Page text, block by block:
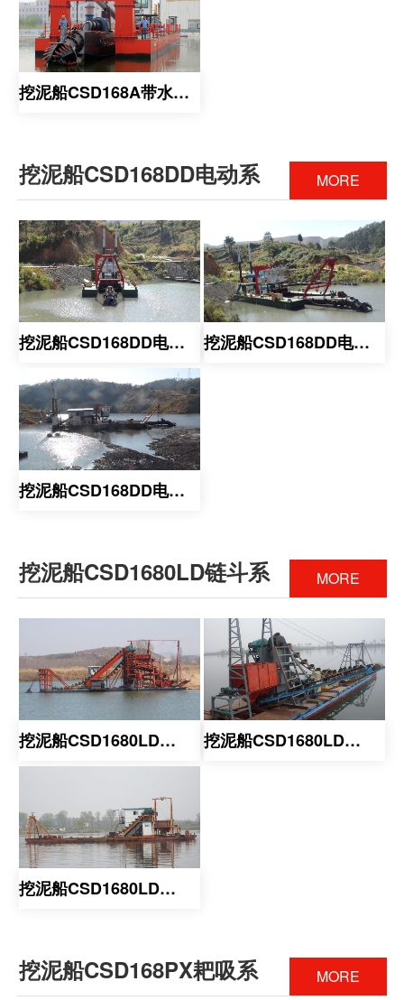
挖泥船CSD168A带水下泵系
挖泥船CSD168DD电动系 MORE
挖泥船CSD168DD电动系 挖泥船CSD168DD电动系
挖泥船CSD168DD电动系
挖泥船CSD1680LD链斗系 MORE
挖泥船CSD1680LD链斗系 挖泥船CSD1680LD链斗系
挖泥船CSD1680LD链斗系
挖泥船CSD168PX耙吸系 MORE